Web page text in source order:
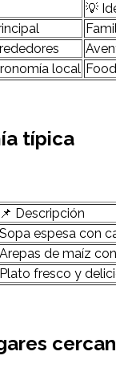
💡
local
típica
📌 Descripción
Sopa espesa con
Arepas de maíz
Plato fresco y